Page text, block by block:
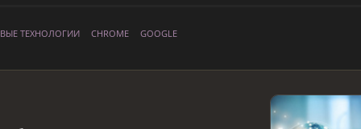
ТЕХНОЛОГИИ CHROME GOOGLE